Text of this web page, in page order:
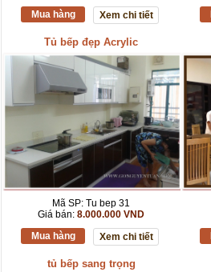
Mua hàng
Xem chi tiết
Tủ bếp đẹp Acrylic
Mã SP: Tu bep 31
Giá bán: 8.000.000 VND
Mua hàng
Xem chi tiết
tủ bếp sang trọng